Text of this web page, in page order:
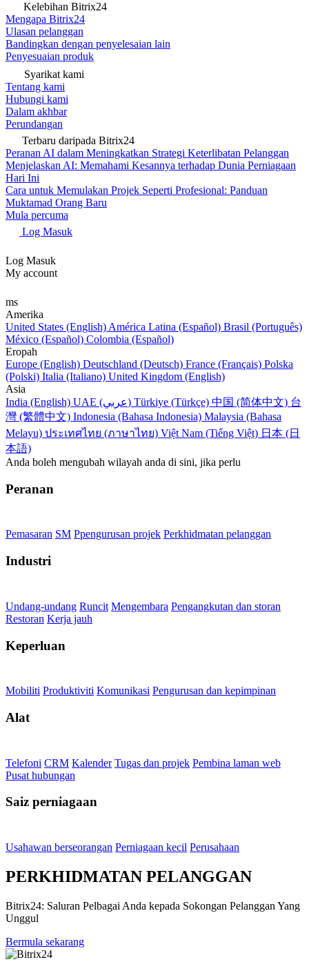
Kelebihan Bitrix24
Mengapa Bitrix24
Ulasan pelanggan
Bandingkan dengan penyelesaian lain
Penyesuaian produk
Syarikat kami
Tentang kami
Hubungi kami
Dalam akhbar
Perundangan
Terbaru daripada Bitrix24
Peranan AI dalam Meningkatkan Strategi Keterlibatan Pelanggan
Menjelaskan AI: Memahami Kesannya terhadap Dunia Perniagaan
Hari Ini
Cara untuk Memulakan Projek Seperti Profesional: Panduan
Muktamad Orang Baru
Mula percuma
Log Masuk
Log Masuk
My account
ms
Amerika
United States (English) América Latina (Español) Brasil (Português)
México (Español) Colombia (Español)
Eropah
Europe (English) Deutschland (Deutsch) France (Français) Polska
(Polski) Italia (Italiano) United Kingdom (English)
Asia
India (English)
UAE (عربي) Türkiye (Türkçe) 中国 (简体中文) 台
灣 (繁體中文) Indonesia (Bahasa Indonesia) Malaysia (Bahasa
Melayu) ประเทศไทย (ภาษาไทย) Việt Nam (Tiếng Việt) 日本 (日
本語)
Anda boleh mengubah wilayah anda di sini, jika perlu
Peranan
Pemasaran SM Ppengurusan projek Perkhidmatan pelanggan
Industri
Undang-undang Runcit Mengembara Pengangkutan dan storan
Restoran Kerja jauh
Keperluan
Mobiliti Produktiviti Komunikasi Pengurusan dan kepimpinan
Alat
Telefoni CRM Kalender Tugas dan projek Pembina laman web
Pusat hubungan
Saiz perniagaan
Usahawan berseorangan Perniagaan kecil Perusahaan
PERKHIDMATAN PELANGGAN
Bitrix24: Saluran Pelbagai Anda kepada Sokongan Pelanggan Yang
Unggul
Bermula sekarang